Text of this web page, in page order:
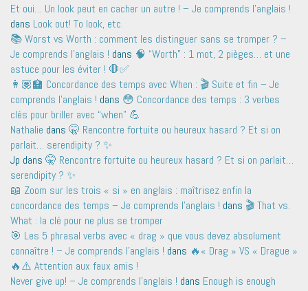
Et oui… Un look peut en cacher un autre ! – Je comprends l'anglais !
dans Look out! To look, etc.
📚 Worst vs Worth : comment les distinguer sans se tromper ? –
Je comprends l'anglais ! dans 🧠 “Worth” : 1 mot, 2 pièges… et une
astuce pour les éviter ! 🛑✅
👩🏽‍🏫 Concordance des temps avec When : 🎬 Suite et fin – Je
comprends l'anglais ! dans 😳 Concordance des temps : 3 verbes
clés pour briller avec “when” 💪
Nathalie dans 🤫 Rencontre fortuite ou heureux hasard ? Et si on
parlait… serendipity ? ✨
Jp dans 🤫 Rencontre fortuite ou heureux hasard ? Et si on parlait…
serendipity ? ✨
📖 Zoom sur les trois « si » en anglais : maîtrisez enfin la
concordance des temps – Je comprends l'anglais ! dans 🎬 That vs.
What : la clé pour ne plus se tromper
🎯 Les 5 phrasal verbs avec « drag » que vous devez absolument
connaître ! – Je comprends l'anglais ! dans 🔥« Drag » VS « Drague »
🔥⚠️ Attention aux faux amis !
Never give up! – Je comprends l'anglais ! dans Enough is enough